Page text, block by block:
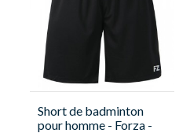
Short de badminton
pour homme - Forza -